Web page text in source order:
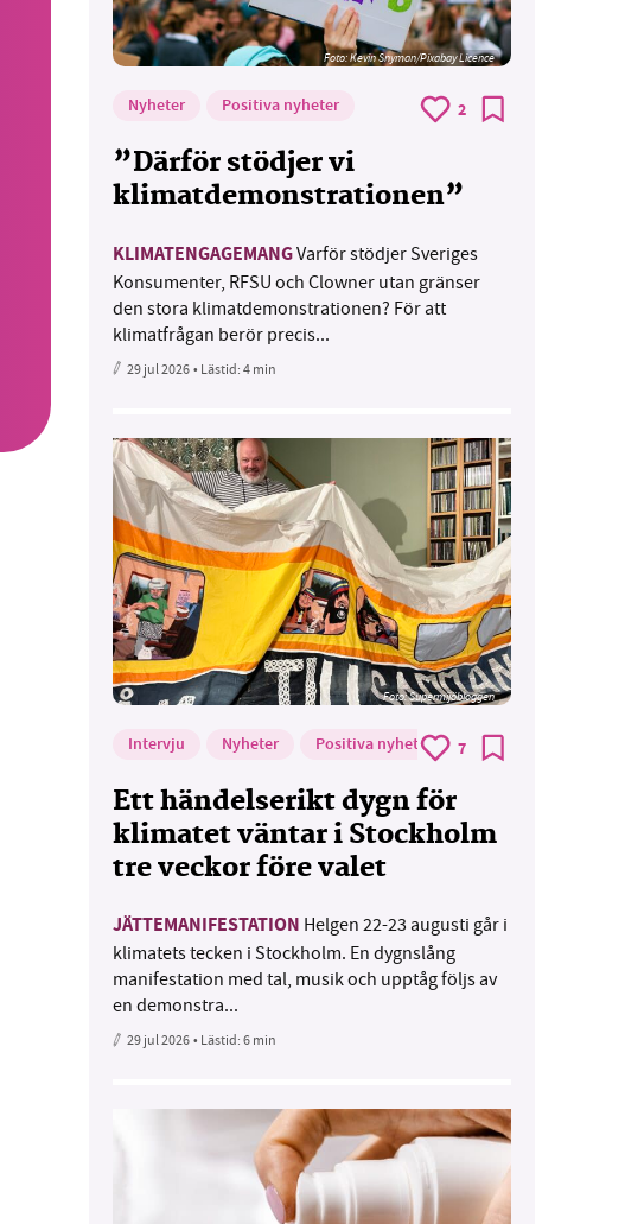
Foto:Kevin Snyman/Pixabay Licence
Nyheter Positiva nyheter 2
”Därför stödjer vi
klimatdemonstrationen”
KLIMATENGAGEMANGVarför stödjer Sveriges
Konsumenter, RFSU och Clowner utan gränser
den stora klimatdemonstrationen? För att
klimatfrågan berör precis...
29 jul 2026• Lästid:4 min
Foto: Supermijöbloggen
Intervju Nyheter Positiva nyheter 7
Ett händelserikt dygn för
klimatet väntar i Stockholm
tre veckor före valet
JÄTTEMANIFESTATION Helgen 22-23 augusti går i
klimatets tecken i Stockholm. En dygnslång
manifestation med tal, musik och upptåg följs av
en demonstra...
29 jul 2026• Lästid:6 min